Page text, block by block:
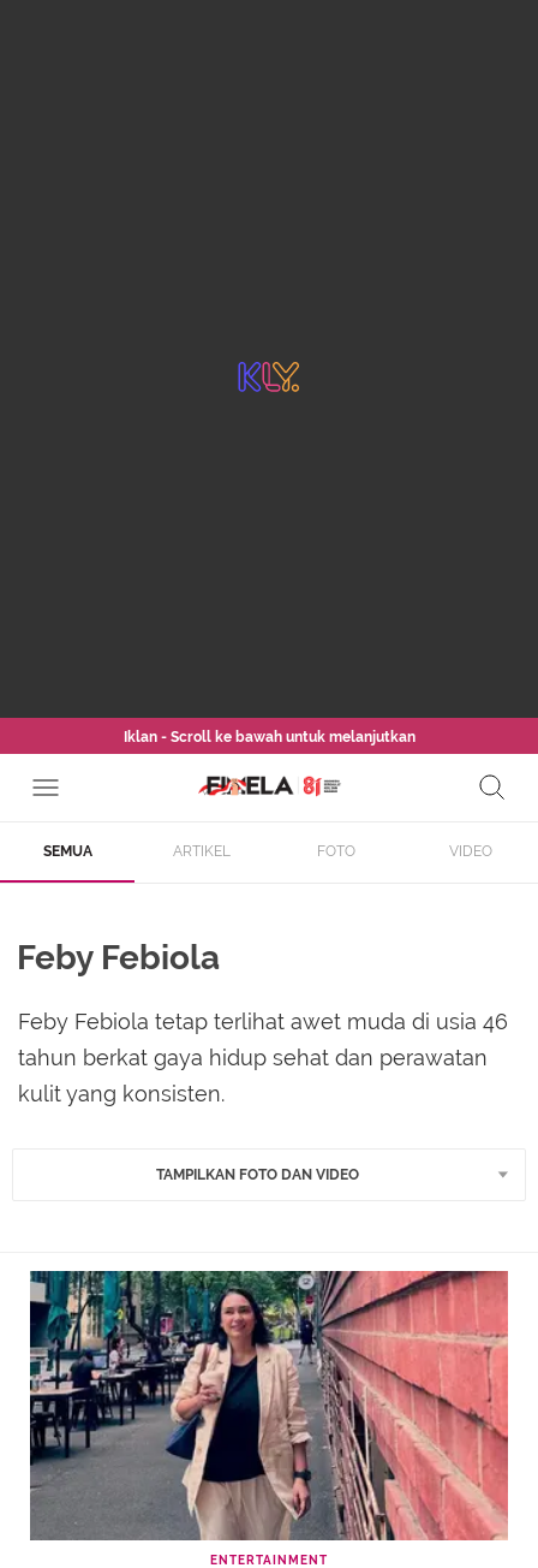
Iklan - Scroll ke bawah untuk melanjutkan
SEMUA ARTIKEL FOTO VIDEO
Feby Febiola
Feby Febiola tetap terlihat awet muda di usia 46
tahun berkat gaya hidup sehat dan perawatan
kulit yang konsisten.
TAMPILKAN FOTO DAN VIDEO
ENTERTAINMENT